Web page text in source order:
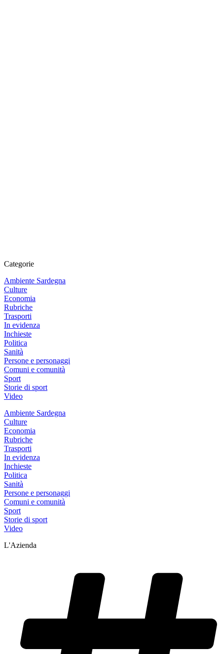
Categorie
Ambiente Sardegna
Culture
Economia
Rubriche
Trasporti
In evidenza
Inchieste
Politica
Sanità
Persone e personaggi
Comuni e comunità
Sport
Storie di sport
Video
Ambiente Sardegna
Culture
Economia
Rubriche
Trasporti
In evidenza
Inchieste
Politica
Sanità
Persone e personaggi
Comuni e comunità
Sport
Storie di sport
Video
L'Azienda